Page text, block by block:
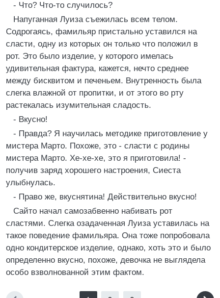
- Что? Что-то случилось?
Напуганная Луиза съежилась всем телом.
Содрогаясь, фамильяр пристально уставился на
сласти, одну из которых он только что положил в
рот. Это было изделие, у которого имелась
удивительная фактура, кажется, нечто среднее
между бисквитом и печеньем. Внутренность была
слегка влажной от пропитки, и от этого во рту
растекалась изумительная сладость.
- Вкусно!
- Правда? Я научилась методике приготовление у
мистера Марто. Похоже, это - сласти с родины
мистера Марто. Хе-хе-хе, это я приготовила! -
получив заряд хорошего настроения, Сиеста
улыбнулась.
- Право же, вкуснятина! Действительно вкусно!
Сайто начал самозабвенно набивать рот
сластями. Слегка озадаченная Луиза уставилась на
такое поведение фамильяра. Она тоже попробовала
одно кондитерское изделие, однако, хоть это и было
определенно вкусно, похоже, девочка не выглядела
особо взволнованной этим фактом.